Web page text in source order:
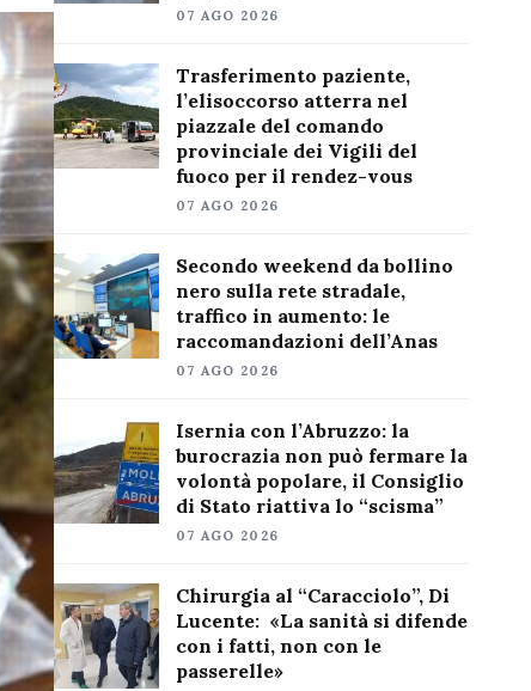
07 AGO 2026
Trasferimento paziente,
l’elisoccorso atterra nel
piazzale del comando
provinciale dei Vigili del
fuoco per il rendez-vous
07 AGO 2026
Secondo weekend da bollino
nero sulla rete stradale,
traffico in aumento: le
raccomandazioni dell’Anas
07 AGO 2026
Isernia con l’Abruzzo: la
burocrazia non può fermare la
volontà popolare, il Consiglio
di Stato riattiva lo “scisma”
07 AGO 2026
Chirurgia al “Caracciolo”, Di
Lucente: «La sanità si difende
con i fatti, non con le
passerelle»